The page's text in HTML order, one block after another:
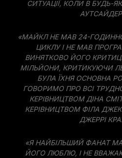
СИТУАЦІЇ, КОЛИ В БУДЬ-
«МАЙКЛ НЕ МАВ 24-
ЦИКЛУ І НЕ МАВ
ВИНЯТКОВО ЙОГО
МІЛЬЙОНИ, КРИТИКУЮЧИ
БУЛА ЇХНЯ ОСНОВНА
ГОВОРИМО ПРО ВСІ
КЕРІВНИЦТВОМ ДІНА
КЕРІВНИЦТВОМ ФІЛА
ДЖЕРРІ
«Я НАЙБІЛЬШИЙ ФАНАТ
ЙОГО ЛЮБЛЮ, І НЕ